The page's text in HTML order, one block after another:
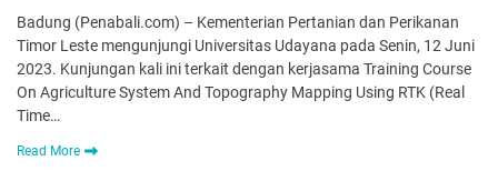
Badung (Penabali.com) – Kementerian Pertanian dan Perikanan
Timor Leste mengunjungi Universitas Udayana pada Senin, 12 Juni
2023. Kunjungan kali ini terkait dengan kerjasama Training Course
On Agriculture System And Topography Mapping Using RTK (Real
Time…
Read More